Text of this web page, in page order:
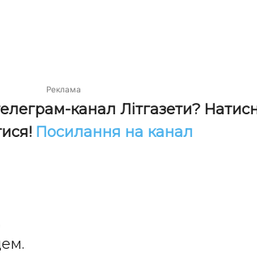
Реклама
канал Літгазети?
Посилання на канал